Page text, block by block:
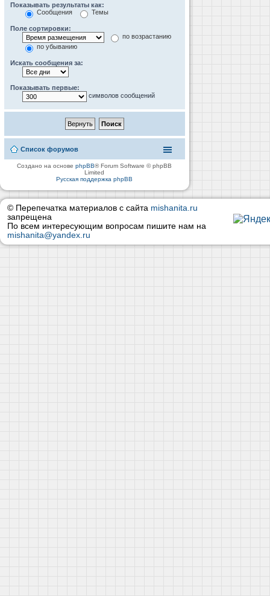
Показывать результаты как:
Сообщения
Темы
Поле сортировки:
по возрастанию
по убыванию
Искать сообщения за:
Показывать первые:
символов сообщений
Список форумов
Создано на основеphpBB® Forum Software © phpBB
Limited
Русская поддержка phpBB
© Перепечатка материалов с сайта mishanita.ru
запрещена
По всем интересующим вопросам пишите нам на
mishanita@yandex.ru